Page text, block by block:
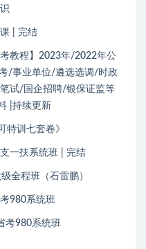
| 完结
教程】2023年/2022年公
/事业单位/遴选选调/时政
试/国企招聘/银保证监等
|持续更新
特训七套卷》
一扶系统班 | 完结
全程班（石雷鹏）
980系统班
考980系统班